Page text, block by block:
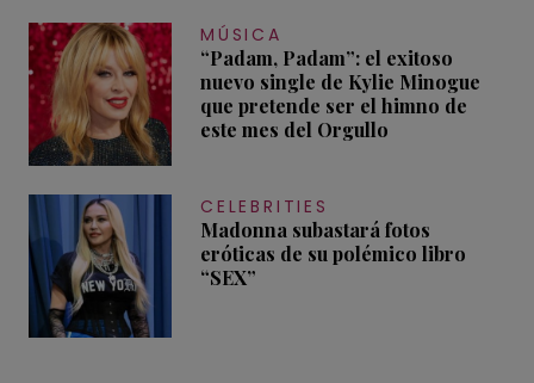
MÚSICA
“Padam, Padam”: el exitoso
nuevo single de Kylie Minogue
que pretende ser el himno de
este mes del Orgullo
CELEBRITIES
Madonna subastará fotos
eróticas de su polémico libro
“SEX”